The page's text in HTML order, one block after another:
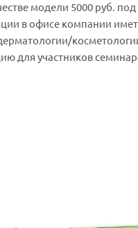
модели 5000 руб.
в офисе компании
для участников